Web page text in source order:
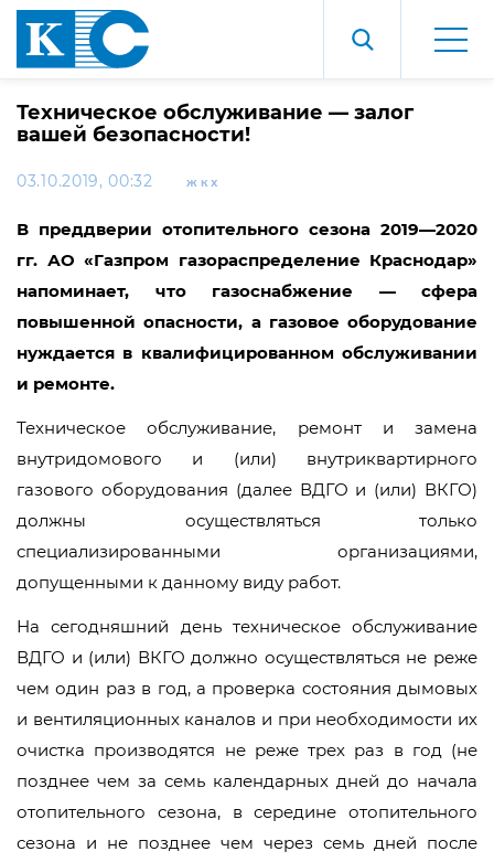
Техническое обслуживание — залог
вашей безопасности!
03.10.2019, 00:32 ЖКХ
В преддверии отопительного сезона 2019—2020
гг. АО «Газпром газораспределение Краснодар»
напоминает, что газоснабжение — сфера
повышенной опасности, а газовое оборудование
нуждается в квалифицированном обслуживании
и ремонте.
Техническое обслуживание, ремонт и замена
внутридомового и (или) внутриквартирного
газового оборудования (далее ВДГО и (или) ВКГО)
должны осуществляться только
специализированными организациями,
допущенными к данному виду работ.
На сегодняшний день техническое обслуживание
ВДГО и (или) ВКГО должно осуществляться не реже
чем один раз в год, а проверка состояния дымовых
и вентиляционных каналов и при необходимости их
очистка производятся не реже трех раз в год (не
позднее чем за семь календарных дней до начала
отопительного сезона, в середине отопительного
сезона и не позднее чем через семь дней после